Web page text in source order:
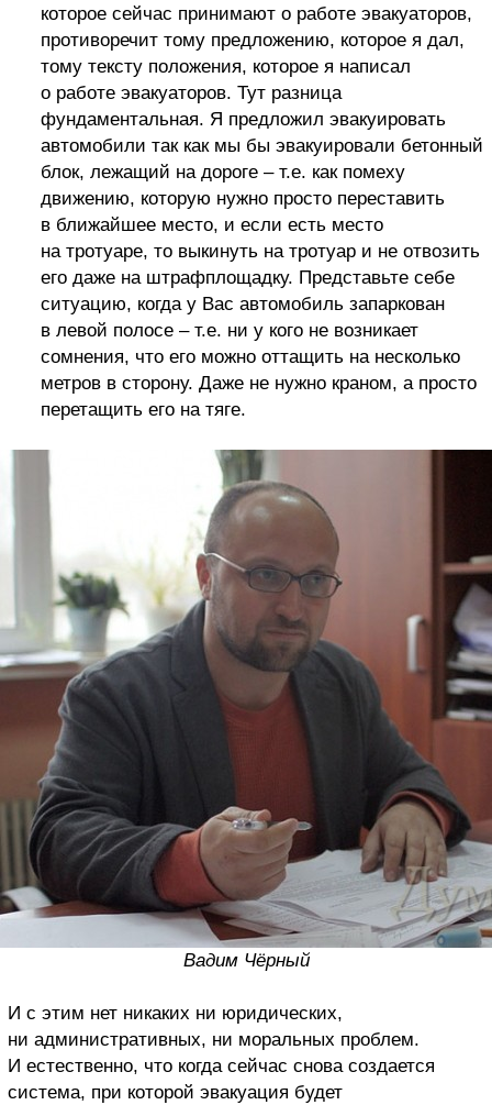
которое сейчас принимают о работе эвакуаторов,
противоречит тому предложению, которое я дал,
тому тексту положения, которое я написал
о работе эвакуаторов. Тут разница
фундаментальная. Я предложил эвакуировать
автомобили так как мы бы эвакуировали бетонный
блок, лежащий на дороге – т.е. как помеху
движению, которую нужно просто переставить
в ближайшее место, и если есть место
на тротуаре, то выкинуть на тротуар и не отвозить
его даже на штрафплощадку. Представьте себе
ситуацию, когда у Вас автомобиль запаркован
в левой полосе – т.е. ни у кого не возникает
сомнения, что его можно оттащить на несколько
метров в сторону. Даже не нужно краном, а просто
перетащить его на тяге.
Вадим Чёрный
И с этим нет никаких ни юридических,
ни административных, ни моральных проблем.
И естественно, что когда сейчас снова создается
система, при которой эвакуация будет